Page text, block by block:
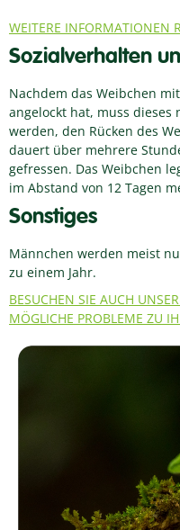
WEITERE INFORMATIONEN
Sozialverhalten
Nachdem das Weibchen
angelockt hat, muss
werden, den Rücken des
dauert über mehrere
gefressen. Das Weibchen
im Abstand von 12 Tagen
Sonstiges
Männchen werden meist
zu einem Jahr.
BESUCHEN SIE AUCH
MÖGLICHE PROBLEME ZU